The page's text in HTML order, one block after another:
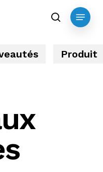
search
Menu
Produit